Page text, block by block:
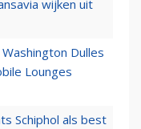
wijken uit
Dulles
Lounges
Schiphol als best